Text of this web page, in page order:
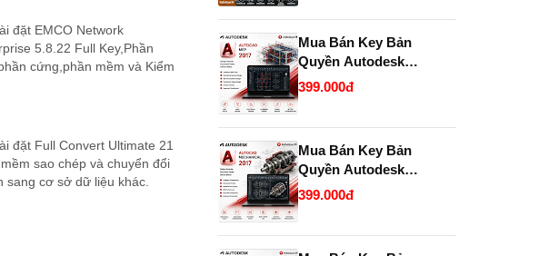
đặt EMCO Network
5.8.22 Full Key,Phần
cứng,phần mềm và Kiểm
đặt Full Convert Ultimate 21
sao chép và chuyển đổi
sang cơ sở dữ liệu khác.
Tín, Giá Tốt Tại
Mua Bán Key Bản
Quyền Autodesk
AutoCAD MEP 2017
Chính Hãng Giá Tốt Tại
399.000đ
Mua Bán Key Bản
Quyền Autodesk
AutoCAD Mechanical
2017 Chính Hãng Giá Tốt
399.000đ